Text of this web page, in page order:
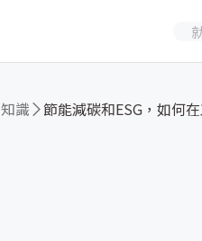
知識 節能減碳和ESG，如何